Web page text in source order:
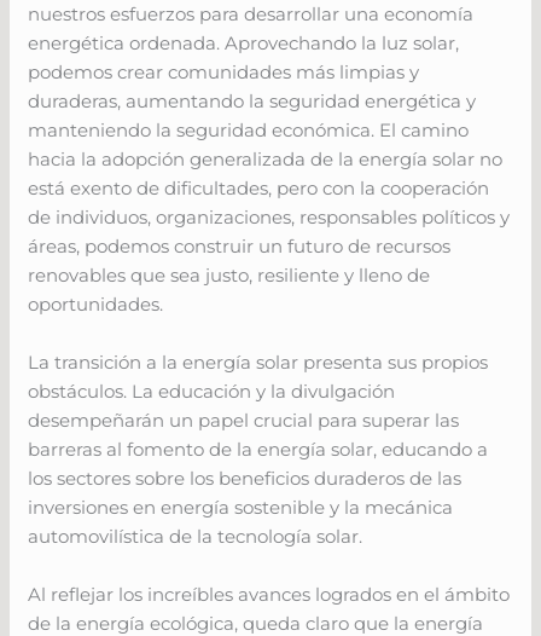
nuestros esfuerzos para desarrollar una economía
energética ordenada. Aprovechando la luz solar,
podemos crear comunidades más limpias y
duraderas, aumentando la seguridad energética y
manteniendo la seguridad económica. El camino
hacia la adopción generalizada de la energía solar no
está exento de dificultades, pero con la cooperación
de individuos, organizaciones, responsables políticos y
áreas, podemos construir un futuro de recursos
renovables que sea justo, resiliente y lleno de
oportunidades.
La transición a la energía solar presenta sus propios
obstáculos. La educación y la divulgación
desempeñarán un papel crucial para superar las
barreras al fomento de la energía solar, educando a
los sectores sobre los beneficios duraderos de las
inversiones en energía sostenible y la mecánica
automovilística de la tecnología solar.
Al reflejar los increíbles avances logrados en el ámbito
de la energía ecológica, queda claro que la energía